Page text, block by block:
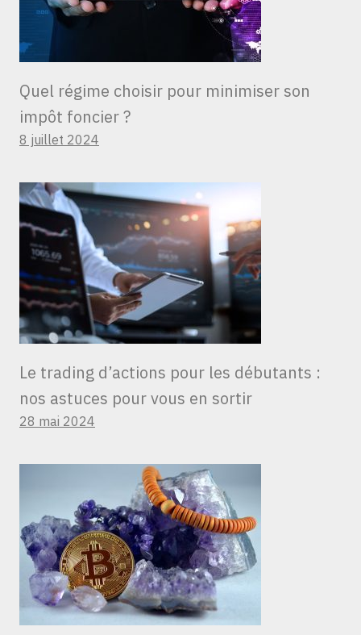
Quel régime choisir pour minimiser son
impôt foncier ?
8 juillet 2024
Le trading d’actions pour les débutants :
nos astuces pour vous en sortir
28 mai 2024